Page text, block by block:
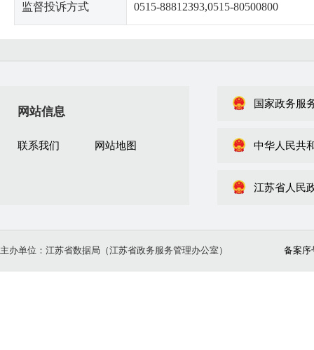
监督投诉方式 0515-88812393,0515-80500800
网站信息
联系我们 网站地图
国家政务服
中华人民共
江苏省人民
主办单位：江苏省数据局（江苏省政务服务管理办公室） 备案序